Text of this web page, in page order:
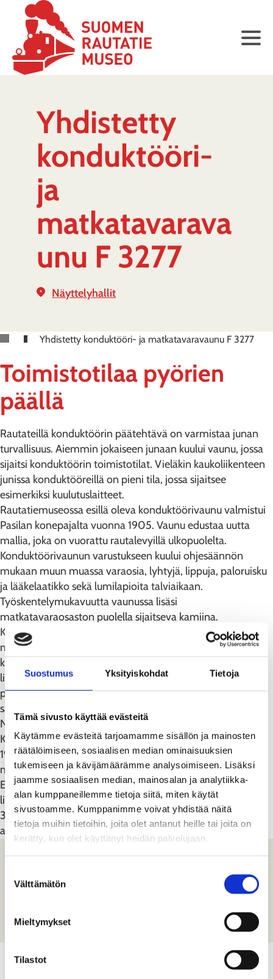
Suostumus Yksityiskohdat Tietoja
Tämä sivusto käyttää evästeitä
Käytämme evästeitä tarjoamamme sisällön ja mainosten
räätälöimiseen, sosiaalisen median ominaisuuksien
tukemiseen ja kävijämäärämme analysoimiseen. Lisäksi
jaamme sosiaalisen median, mainosalan ja analytiikka-
alan kumppaneillemme tietoja siitä, miten käytät
sivustoamme. Kumppanimme voivat yhdistää näitä
tietoja muihin tietoihin, joita olet antanut heille tai joita on
kerätty, kun olet käyttänyt heidän palvelujaan.
valinta
Välttämätön
Mieltymykset
Tilastot
Yhdistetty
konduktööri-
ja
matkatavarava
unu F 3277
Näyttelyhallit
Yhdistetty konduktööri- ja matkatavaravaunu F 3277
Toimistotilaa pyörien
päällä
Rautateillä konduktöörin päätehtävä on varmistaa junan
turvallisuus. Aiemmin jokaiseen junaan kuului vaunu, jossa
sijaitsi konduktöörin toimistotilat. Vieläkin kaukoliikenteen
junissa konduktööreillä on pieni tila, jossa sijaitsee
esimerkiksi kuulutuslaitteet.
Rautatiemuseossa esillä oleva konduktöörivaunu valmistui
Pasilan konepajalta vuonna 1905. Vaunu edustaa uutta
mallia, joka on vuorattu rautalevyillä ulkopuolelta.
Konduktöörivaunun varustukseen kuului ohjesäännön
mukaan muun muassa varaosia, lyhtyjä, lippuja, paloruisku
ja lääkelaatikko sekä lumilapioita talviaikaan.
Työskentelymukavuutta vaunussa lisäsi
matkatavaraosaston puolella sijaitseva kamiina.
Konduktöörivaunun yhteydessä oli usein
matkatavaraosasto, sillä matkatavaroiden käsittely kuului
konduktöörin työhön lippujen myynnin ja tarkastamisen
lisäksi. Matkatavaraosaston kahdessa häkissä koiratkin
pääsivät matkaan. Varsinaisten sairasvaunujen puutteessa
sairaita kuljetettiin toisinaan myös konduktöörivaunuissa.
Niinpä vaunuista löytyi kokoontaitettavat paarit.
Kaksiakselisten F-sarjan konduktöörivaunujen tarve väheni
1950-luvulta alkaen uuden Fo-sarjan myötä sekä
myöhemmin teräskoristen vaunujen tultua käyttöön.
Ennen vuotta 1912 valmistuneet F-vaunut jäivät pois
liikenteestä pääosin 1960-luvun alkuun mennessä. F nro
3277 on ainoa säilynyt konduktööri- ja matkatavaravaunu
autonomian ajalta.
Näyttelyyn liittyvät